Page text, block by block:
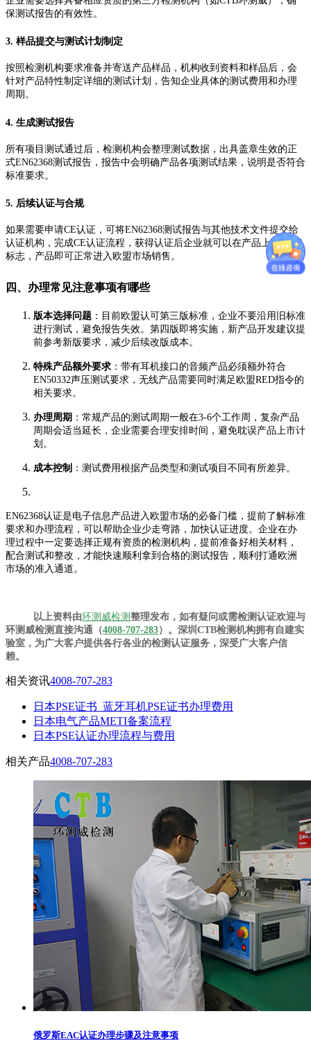
保测试报告的有效性。
3. 样品提交与测试计划制定
按照检测机构要求准备并寄送产品样品，机构收到资料和样品后，会
针对产品特性制定详细的测试计划，告知企业具体的测试费用和办理
周期。
4. 生成测试报告
所有项目测试通过后，检测机构会整理测试数据，出具盖章生效的正
式EN62368测试报告，报告中会明确产品各项测试结果，说明是否符合
标准要求。
5. 后续认证与合规
如果需要申请CE认证，可将EN62368测试报告与其他技术文件提交给
认证机构，完成CE认证流程，获得认证后企业就可以在产品上标注CE
标志，产品即可正常进入欧盟市场销售。
四、办理常见注意事项有哪些
版本选择问题 ：目前欧盟认可第三版标准，企业不要沿用旧标准
进行测试，避免报告失效。第四版即将实施，新产品开发建议提
前参考新版要求，减少后续改版成本。
特殊产品额外要求 ：带有耳机接口的音频产品必须额外符合
EN50332声压测试要求，无线产品需要同时满足欧盟RED指令的
相关要求。
办理周期 ：常规产品的测试周期一般在3-6个工作周，复杂产品
周期会适当延长，企业需要合理安排时间，避免耽误产品上市计
划。
成本控制 ：测试费用根据产品类型和测试项目不同有所差异。
EN62368认证是电子信息产品进入欧盟市场的必备门槛，提前了解标准
要求和办理流程，可以帮助企业少走弯路，加快认证进度。企业在办
理过程中一定要选择正规有资质的检测机构，提前准备好相关材料，
配合测试和整改，才能快速顺利拿到合格的测试报告，顺利打通欧洲
市场的准入通道。
以上资料由环测威检测 整理发布，如有疑问或需检测认证欢迎与
环测威检测直接沟通（4008-707-283）。深圳CTB检测机构拥有自建实
验室，为广大客户提供各行各业的检测认证服务，深受广大客户信
赖。
相关资讯4008-707-283
日本PSE证书_蓝牙耳机PSE证书办理费用
日本电气产品METI备案流程
日本PSE认证办理流程与费用
相关产品4008-707-283
俄罗斯EAC认证办理步骤及注意事项